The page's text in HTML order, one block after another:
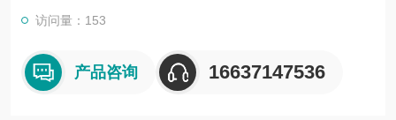
访问量：153
产品咨询 16637147536